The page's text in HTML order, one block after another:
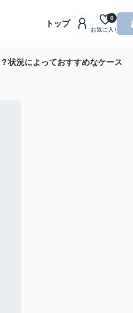
トップ
お気に入り
0
状況によっておすすめなケース